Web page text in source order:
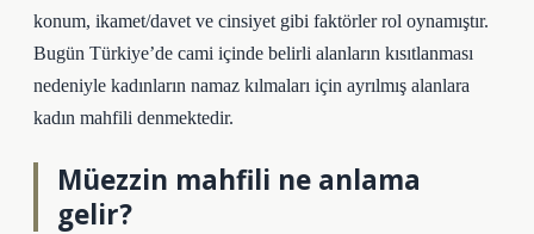
konum, ikamet/davet ve cinsiyet gibi faktörler rol oynamıştır.
Bugün Türkiye’de cami içinde belirli alanların kısıtlanması
nedeniyle kadınların namaz kılmaları için ayrılmış alanlara
kadın mahfili denmektedir.
Müezzin mahfili ne anlama
gelir?